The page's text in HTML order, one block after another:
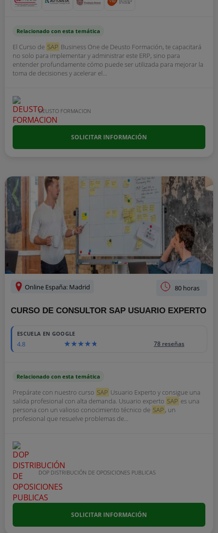
Relacionado con esta temática
El Curso de SAP Business One de Deusto Formación, te capacitará
no solo para implementar y administrar este ERP, sino para
entender profundamente cómo puede ser utilizada para mejorar la
toma de decisiones y acelerar el...
DEUSTO FORMACION
SOLICITAR INFORMACIÓN
Online España: Madrid 80 horas
CURSO DE CONSULTOR SAP USUARIO EXPERTO
ESCUELA EN GOOGLE
4.8 78 reseñas
Relacionado con esta temática
Prepárate con nuestro curso SAP Usuario Experto y consigue una
salida profesional con alta demanda. Usuario experto SAP es una
persona con un valioso conocimiento técnico de SAP , un
profesional que resuelve problemas de...
DOP DISTRIBUCIÓN DE OPOSICIONES PUBLICAS
SOLICITAR INFORMACIÓN